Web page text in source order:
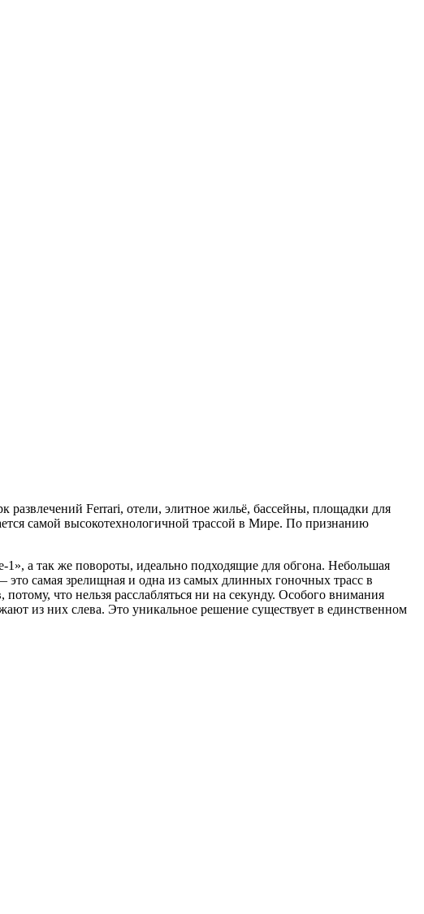
развлечений Ferrari, отели, элитное жильё, бассейны, площадки для
самой высокотехнологичной трассой в Мире. По признанию
а так же повороты, идеально подходящие для обгона. Небольшая
это самая зрелищная и одна из самых длинных гоночных трасс в
что нельзя расслабляться ни на секунду. Особого внимания
из них слева. Это уникальное решение существует в единственном